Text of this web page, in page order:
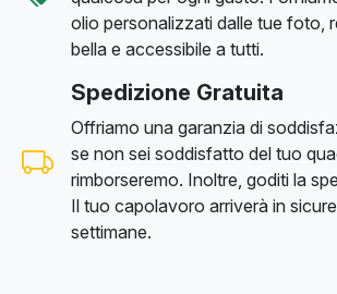
olio personalizzati dalle tue foto,
bella e accessibile a tutti.
Spedizione Gratuita
Offriamo una garanzia di
se non sei soddisfatto del tuo
rimborseremo. Inoltre, goditi la
Il tuo capolavoro arriverà in
settimane.